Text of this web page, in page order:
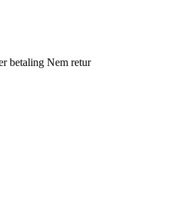
betaling Nem retur